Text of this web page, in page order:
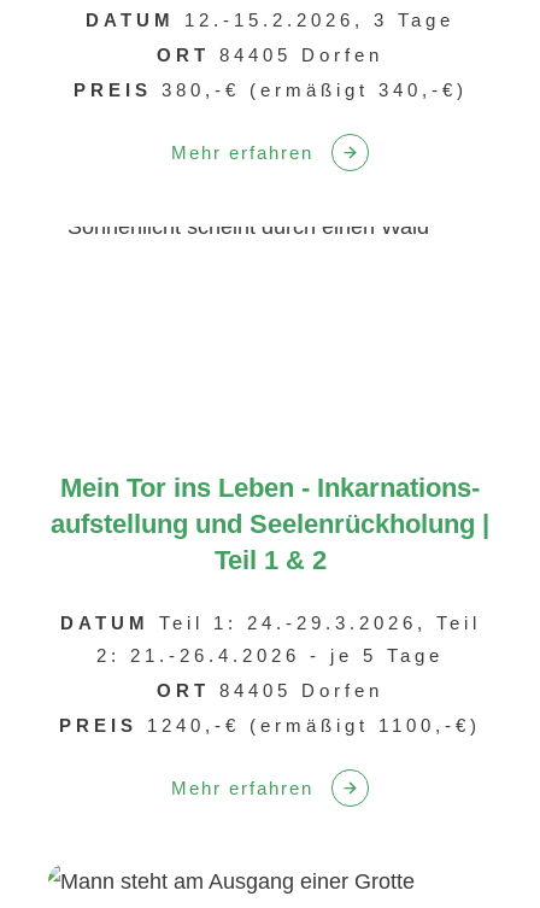
DATUM
12.-15.2.2026, 3 Tage
ORT 84405 Dorfen
PREIS 380,-€ (ermäßigt 340,-€)
Mehr erfahren
Mein Tor ins Leben - Inkarnations-
aufstellung und Seelenrückholung |
Teil 1 & 2
DATUM
Teil 1: 24.-29.3.2026, Teil
2: 21.-26.4.2026 - je 5 Tage
ORT 84405 Dorfen
PREIS 1240,-€ (ermäßigt 1100,-€)
Mehr erfahren